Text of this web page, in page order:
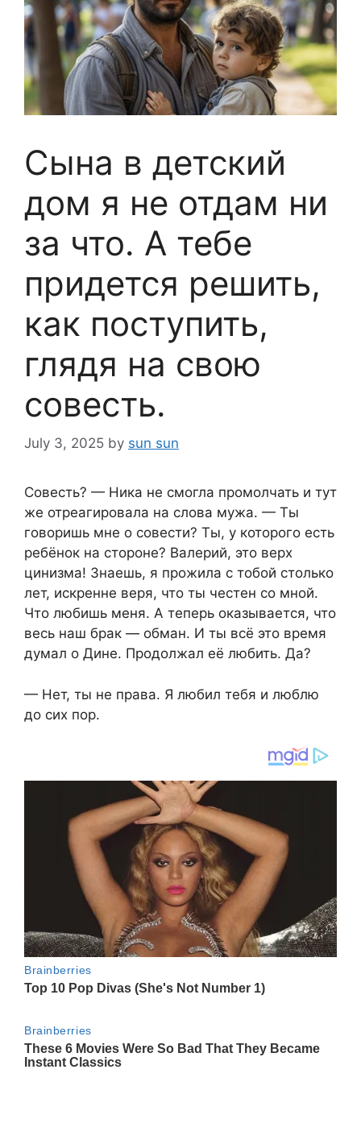
Сына в детский
дом я не отдам ни
за что. А тебе
придется решить,
как поступить,
глядя на свою
совесть.
July 3, 2025 by sun sun
Совесть? — Ника не смогла промолчать и тут
же отреагировала на слова мужа. — Ты
говоришь мне о совести? Ты, у которого есть
ребёнок на стороне? Валерий, это верх
цинизма! Знаешь, я прожила с тобой столько
лет, искренне веря, что ты честен со мной.
Что любишь меня. А теперь оказывается, что
весь наш брак — обман. И ты всё это время
думал о Дине. Продолжал её любить. Да?
— Нет, ты не права. Я любил тебя и люблю
до сих пор.